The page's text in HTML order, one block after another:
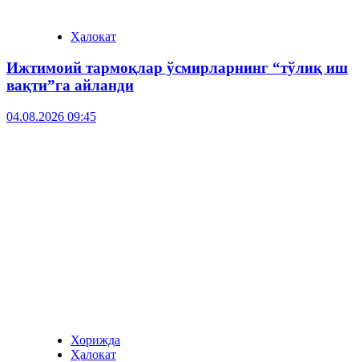
Ҳалокат
Ижтимоий тармоқлар ўсмирларнинг “тўлиқ иш
вақти”га айланди
04.08.2026 09:45
Хорижда
Ҳалокат